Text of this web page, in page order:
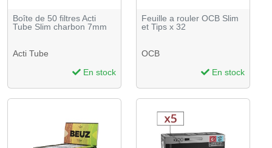
Boîte de 50 filtres Acti
Tube Slim charbon 7mm
Acti Tube
En stock
Feuille a rouler OCB Slim
et Tips x 32
OCB
En stock